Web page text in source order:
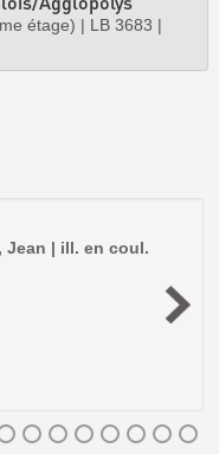
étage) | LB 3683 |
Jean | ill. en coul.